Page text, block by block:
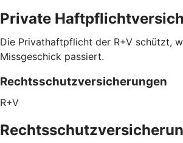
Private
Die Privathaftpflicht der R+V schützt,
Missgeschick passiert.
Rechtsschutzversicherungen
R+V